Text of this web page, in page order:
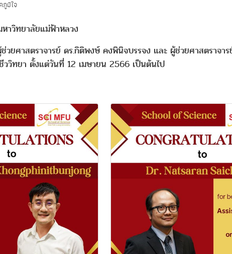
ภูมิใจ
าวิทยาลัยแม่ฟ้าหลวง
ยศาสตราจารย์ ดร.กิติพงษ์ คงพินิจบรรจง และ ผู้ช่วยศาสตราจ
ววิทยา ตั้งแต่วันที่ 12 เมษายน 2566 เป็นต้นไป